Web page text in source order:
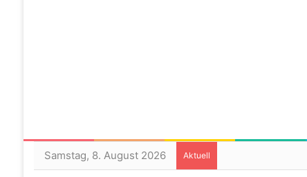
Samstag, 8. August 2026 Aktuell